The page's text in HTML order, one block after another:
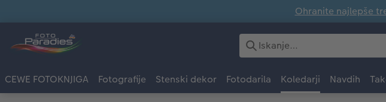
Ohranite najlepše
CEWE FOTOKNJIGA Fotografije Stenski dekor Fotodarila Koledarji Navdih